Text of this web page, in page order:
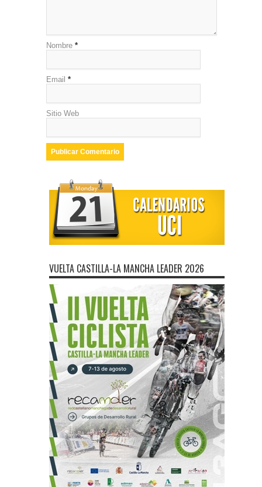
Nombre *
Email *
Sitio Web
VUELTA CASTILLA-LA MANCHA LEADER 2026